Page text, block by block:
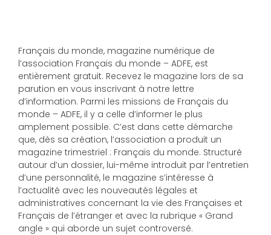
Français du monde, magazine numérique de
l’association Français du monde – ADFE, est
entièrement gratuit. Recevez le magazine lors de sa
parution en vous inscrivant à notre lettre
d’information. Parmi les missions de Français du
monde – ADFE, il y a celle d’informer le plus
amplement possible. C’est dans cette démarche
que, dès sa création, l’association a produit un
magazine trimestriel : Français du monde. Structuré
autour d’un dossier, lui-même introduit par l’entretien
d’une personnalité, le magazine s’intéresse à
l’actualité avec les nouveautés légales et
administratives concernant la vie des Françaises et
Français de l’étranger et avec la rubrique « Grand
angle » qui aborde un sujet controversé.